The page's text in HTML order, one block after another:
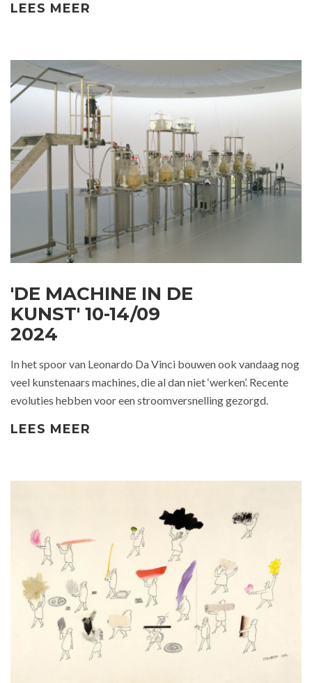
LEES MEER
'DE MACHINE IN DE
KUNST' 10-14/09
2024
In het spoor van Leonardo Da Vinci bouwen ook vandaag nog
veel kunstenaars machines, die al dan niet ‘werken’. Recente
evoluties hebben voor een stroomversnelling gezorgd.
LEES MEER